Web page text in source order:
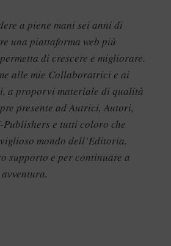
a piene mani sei anni di
una piattaforma web più
di crescere e migliorare.
alle mie Collaboratrici e ai
a proporvi materiale di qualità
presente ad Autrici, Autori,
e tutti coloro che
mondo dell’Editoria.
supporto e per continuare a